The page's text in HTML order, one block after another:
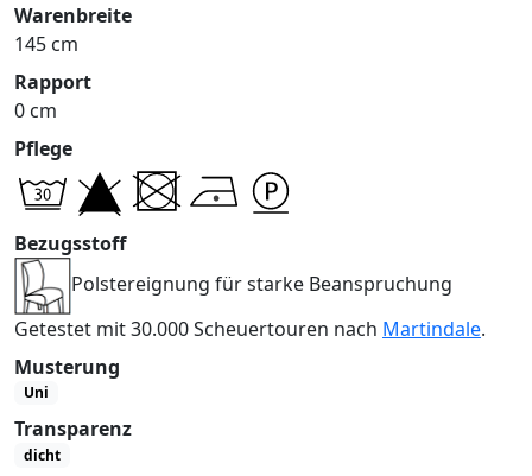
Warenbreite
145 cm
Rapport
0 cm
Pflege
Bezugsstoff
Polstereignung für starke Beanspruchung
Getestet mit 30.000 Scheuertouren nach Martindale.
Musterung
Uni
Transparenz
dicht